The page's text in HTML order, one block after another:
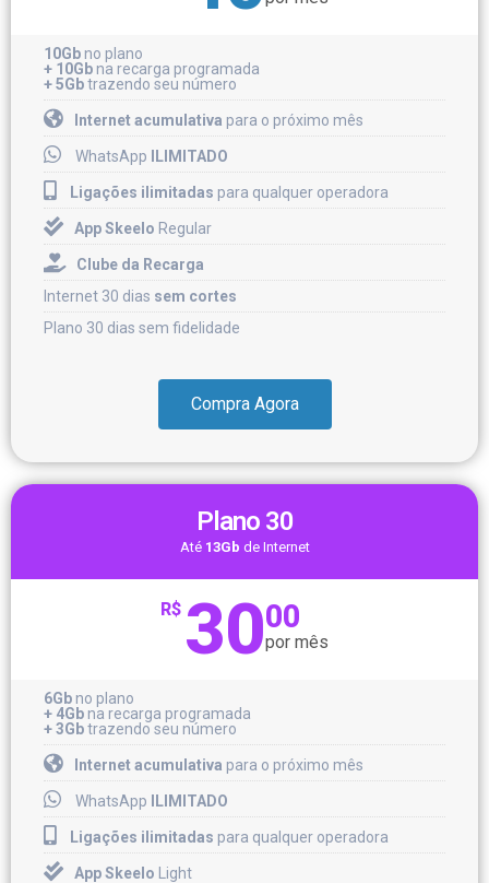
10Gbno plano
+ 10Gbna recarga programada
+ 5Gbtrazendo seu número
Internet acumulativa para o próximo mês
WhatsApp ILIMITADO
Ligações ilimitadas para qualquer operadora
App Skeelo Regular
Clube da Recarga
Internet 30 dias sem cortes
Plano 30 dias sem fidelidade
Compra Agora
Plano 30
Até 13Gb de Internet
R$ 3000
por mês
6Gbno plano
+ 4Gbna recarga programada
+ 3Gbtrazendo seu número
Internet acumulativa para o próximo mês
WhatsApp ILIMITADO
Ligações ilimitadas para qualquer operadora
App Skeelo Light